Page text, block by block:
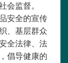
会监督。
安全的宣传
、基层群众
全法律、法
倡导健康的